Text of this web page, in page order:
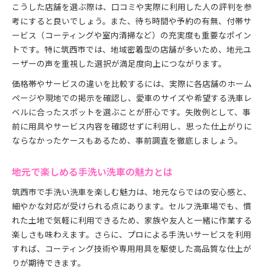
こうした店舗を選ぶ際は、口コミや実際に利用した人の評判を参
考にすると良いでしょう。また、待ち時間や予約の有無、付帯サ
ービス（コーティングや室内清掃など）の充実度も重要なポイン
トです。特に筑西市では、地域密着型の店舗が多いため、地元ユ
ーザーの声を重視した選択が満足度向上につながります。
価格帯やサービスの違いを比較するには、実際に各店舗のホーム
ページや現地での掲示を確認し、愛車のサイズや希望する洗車レ
ベルに合ったスポットを選ぶことが肝心です。失敗例として、事
前に用具やサービス内容を確認せずに利用し、思った仕上がりに
ならなかったケースもあるため、事前調査を徹底しましょう。
地元で楽しめる手洗い洗車の魅力とは
筑西市で手洗い洗車を楽しむ魅力は、地元ならではの安心感と、
細やかな対応が受けられる点にあります。セルフ洗車場でも、慣
れた土地で気軽に利用できるため、家族や友人と一緒に作業する
楽しさも味わえます。さらに、プロによる手洗いサービスを利用
すれば、コーティング技術や専用用具を駆使した高品質な仕上が
りが期待できます。